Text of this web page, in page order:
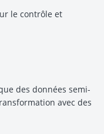
le contrôle et
des données semi-
avec des